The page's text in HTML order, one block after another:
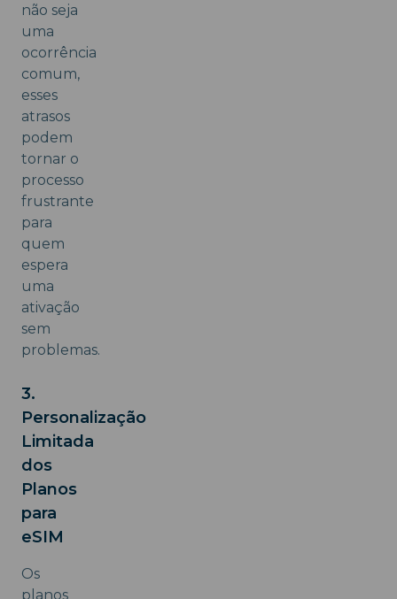
não seja
uma
ocorrência
comum,
esses
atrasos
podem
tornar o
processo
frustrante
para
quem
espera
uma
ativação
sem
problemas.
3.
Personalização
Limitada
dos
Planos
para
eSIM
Os
planos